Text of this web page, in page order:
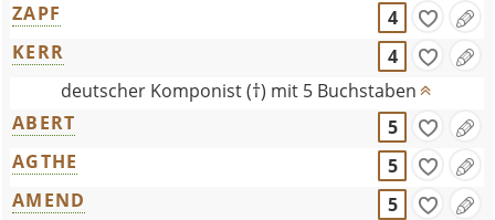
ZAPF
4
KERR
4
deutscher Komponist (†) mit 5 Buchstaben
ABERT
5
AGTHE
5
AMEND
5